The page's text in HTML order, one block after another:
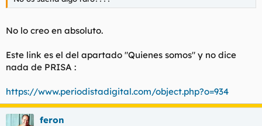
No lo creo en absoluto.
Este link es el del apartado "Quienes somos" y no dice
nada de PRISA :
https://www.periodistadigital.com/object.php?o=934
feron